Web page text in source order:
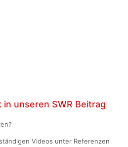
in unseren SWR Beitrag
Videos unter Referenzen